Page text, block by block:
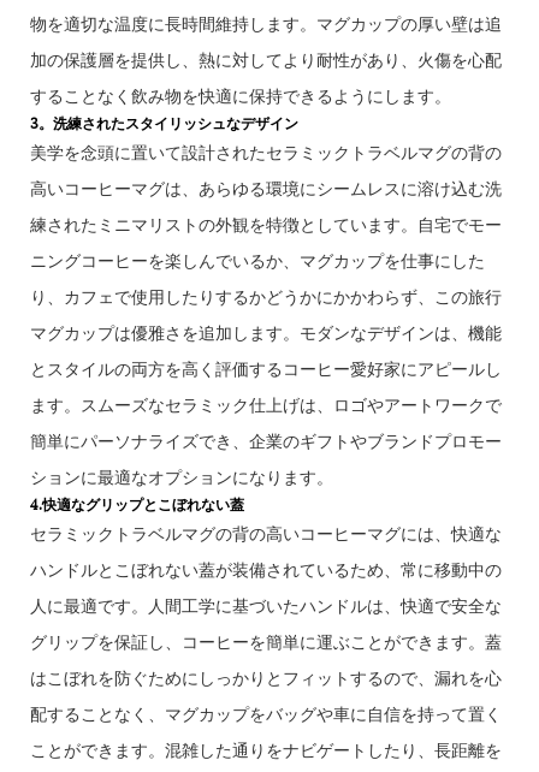
物を適切な温度に長時間維持します。マグカップの厚い壁は追
加の保護層を提供し、熱に対してより耐性があり、火傷を心配
することなく飲み物を快適に保持できるようにします。
3。洗練されたスタイリッシュなデザイン
美学を念頭に置いて設計されたセラミックトラベルマグの背の
高いコーヒーマグは、あらゆる環境にシームレスに溶け込む洗
練されたミニマリストの外観を特徴としています。自宅でモー
ニングコーヒーを楽しんでいるか、マグカップを仕事にした
り、カフェで使用したりするかどうかにかかわらず、この旅行
マグカップは優雅さを追加します。モダンなデザインは、機能
とスタイルの両方を高く評価するコーヒー愛好家にアピールし
ます。スムーズなセラミック仕上げは、ロゴやアートワークで
簡単にパーソナライズでき、企業のギフトやブランドプロモー
ションに最適なオプションになります。
4.快適なグリップとこぼれない蓋
セラミックトラベルマグの背の高いコーヒーマグには、快適な
ハンドルとこぼれない蓋が装備されているため、常に移動中の
人に最適です。人間工学に基づいたハンドルは、快適で安全な
グリップを保証し、コーヒーを簡単に運ぶことができます。蓋
はこぼれを防ぐためにしっかりとフィットするので、漏れを心
配することなく、マグカップをバッグや車に自信を持って置く
ことができます。混雑した通りをナビゲートしたり、長距離を